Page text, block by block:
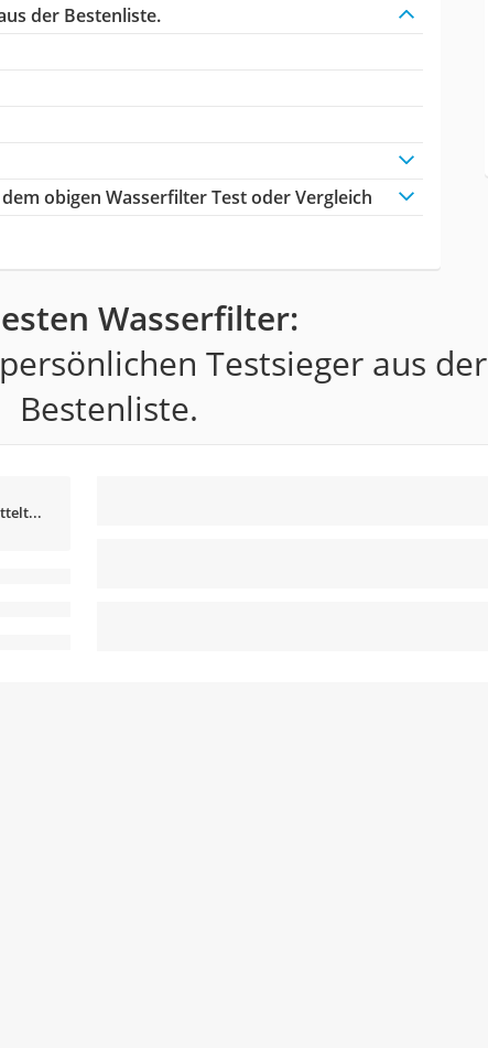
der Bestenliste.
obigen Wasserfilter Test oder Vergleich
Wasserfilter:
Testsieger aus der
Bestenliste.